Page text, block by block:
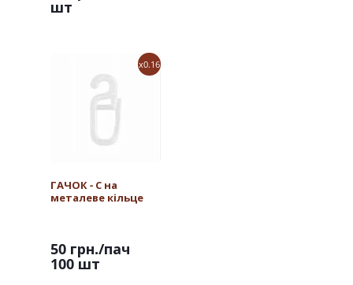
шт
x0.16
ГАЧОК - С на
металеве кільце
50 грн./пач
100 шт